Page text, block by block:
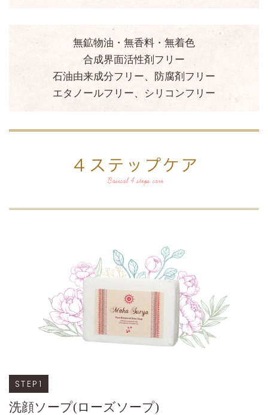
無鉱物油・無香料・無着色
合成界面活性剤フリー
石油由来成分フリー、防腐剤フリー
エタノールフリー、シリコンフリー
STEP1
洗顔ソープ(ローズソープ)